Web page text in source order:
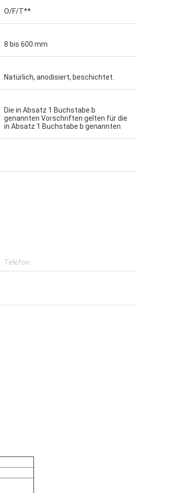
O/F/T**
8 bis 600 mm
Natürlich, anodisiert, beschichtet.
Die in Absatz 1 Buchstabe b
genannten Vorschriften gelten für die
in Absatz 1 Buchstabe b genannten